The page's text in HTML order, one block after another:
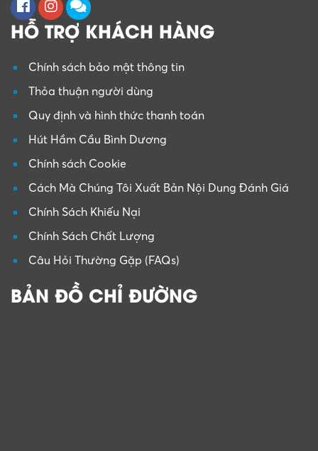
HỖ TRỢ KHÁCH HÀNG
Chính sách bảo mật thông tin
Thỏa thuận người dùng
Quy định và hình thức thanh toán
Hút Hầm Cầu Bình Dương
Chính sách Cookie
Cách Mà Chúng Tôi Xuất Bản Nội Dung Đánh Giá
Chính Sách Khiếu Nại
Chính Sách Chất Lượng
Câu Hỏi Thường Gặp (FAQs)
BẢN ĐỒ CHỈ ĐƯỜNG